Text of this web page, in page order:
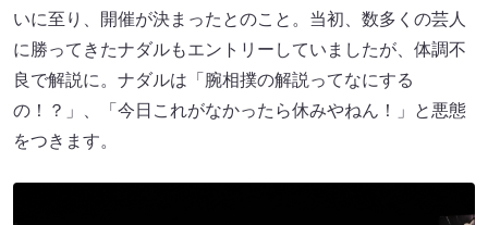
いに至り、開催が決まったとのこと。当初、数多くの芸人
に勝ってきたナダルもエントリーしていましたが、体調不
良で解説に。ナダルは「腕相撲の解説ってなにする
の！？」、「今日これがなかったら休みやねん！」と悪態
をつきます。